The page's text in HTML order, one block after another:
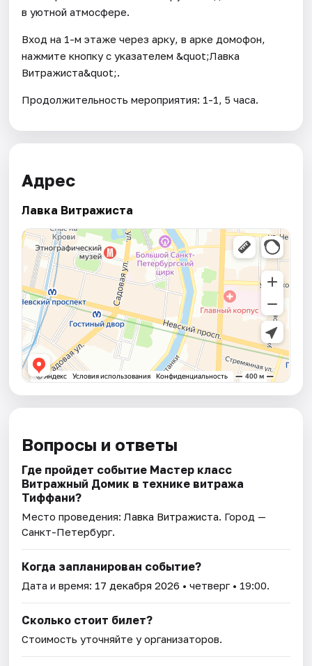
в уютной атмосфере.
Вход на 1-м этаже через арку, в арке домофон,
нажмите кнопку с указателем &quot;Лавка
Витражиста&quot;.
Продолжительность мероприятия: 1-1, 5 часа.
Адрес
Лавка Витражиста
Вопросы и ответы
Где пройдет событие Мастер класс
Витражный Домик в технике витража
Тиффани?
Место проведения:Лавка Витражиста. Город —
Санкт-Петербург.
Когда запланирован событие?
Дата и время: 17 декабря 2026 • четверг • 19:00.
Сколько стоит билет?
Стоимость уточняйте у организаторов.